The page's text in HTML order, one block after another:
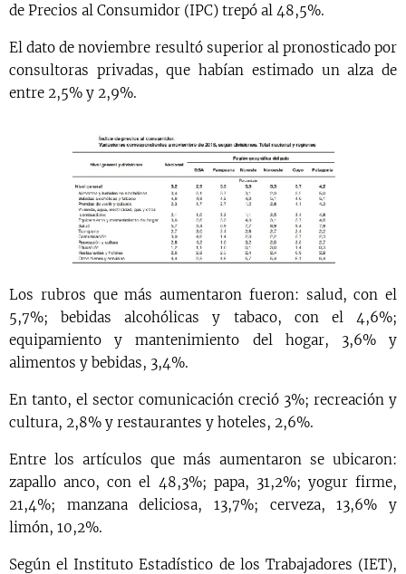
de Precios al Consumidor (IPC) trepó al 48,5%.
El dato de noviembre resultó superior al pronosticado por
consultoras privadas, que habían estimado un alza de
entre 2,5% y 2,9%.
Los rubros que más aumentaron fueron: salud, con el
5,7%; bebidas alcohólicas y tabaco, con el 4,6%;
equipamiento y mantenimiento del hogar, 3,6% y
alimentos y bebidas, 3,4%.
En tanto, el sector comunicación creció 3%; recreación y
cultura, 2,8% y restaurantes y hoteles, 2,6%.
Entre los artículos que más aumentaron se ubicaron:
zapallo anco, con el 48,3%; papa, 31,2%; yogur firme,
21,4%; manzana deliciosa, 13,7%; cerveza, 13,6% y
limón, 10,2%.
Según el Instituto Estadístico de los Trabajadores (IET),